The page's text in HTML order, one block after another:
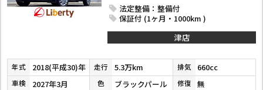
法定整備：整備付
保証付 (1ヶ月・1000km )
津店
年式 2018(平成30)年 走行 5.3万km 排気 660cc
車検 2027年3月 色 ブラックパール 修復 無